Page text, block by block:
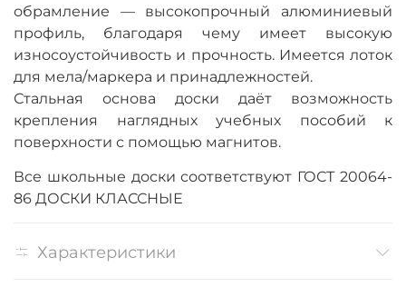
обрамление — высокопрочный алюминиевый
профиль, благодаря чему имеет высокую
износоустойчивость и прочность. Имеется лоток
для мела/маркера и принадлежностей.
Стальная основа доски даёт возможность
крепления наглядных учебных пособий к
поверхности с помощью магнитов.
Все школьные доски соответствуют ГОСТ 20064-
86 ДОСКИ КЛАССНЫЕ
Характеристики